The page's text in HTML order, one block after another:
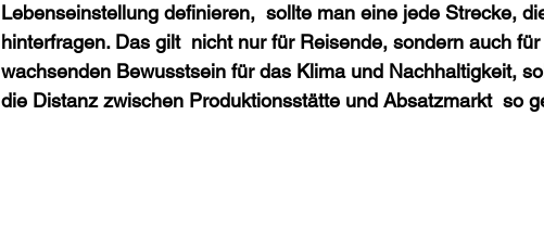
Lebenseinstellung definieren,  sollte man eine jede Strecke,
hinterfragen. Das gilt  nicht nur für Reisende, sondern auch
wachsenden Bewusstsein für das Klima und Nachhaltigkeit,
die Distanz zwischen Produktionsstätte und Absatzmarkt  so